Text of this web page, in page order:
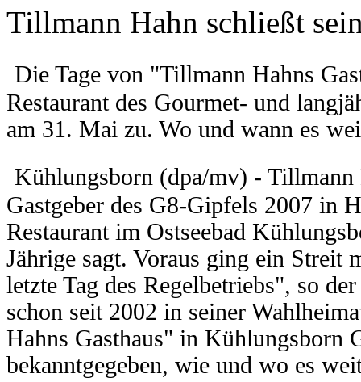
Tillmann Hahn schließt
Die Tage von "Tillmann Hahns
Restaurant des Gourmet- und
am 31. Mai zu. Wo und wann es
Kühlungsborn (dpa/mv) -
Gastgeber des G8-Gipfels 2007 in
Restaurant im Ostseebad
Jährige sagt. Voraus ging ein
letzte Tag des Regelbetriebs", so
schon seit 2002 in seiner
Hahns Gasthaus" in Kühlungsborn
bekanntgegeben, wie und wo es